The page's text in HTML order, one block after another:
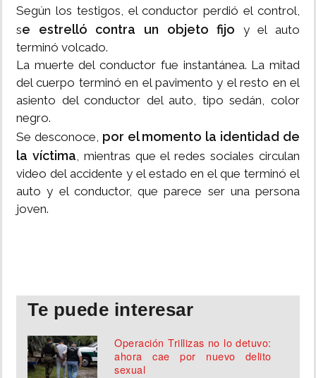
Según los testigos, el conductor perdió el control,
se estrelló contra un objeto fijo y el auto
terminó volcado.
La muerte del conductor fue instantánea. La mitad
del cuerpo terminó en el pavimento y el resto en el
asiento del conductor del auto, tipo sedán, color
negro.
Se desconoce, por el momento la identidad de
la víctima, mientras que el redes sociales circulan
video del accidente y el estado en el que terminó el
auto y el conductor, que parece ser una persona
joven.
Te puede interesar
Operación Trillizas no lo detuvo:
ahora cae por nuevo delito
sexual